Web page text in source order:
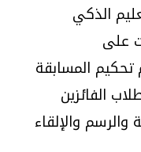
الذكي
على
تحكيم المسابقة
الفائزين
والرسم والإلقاء